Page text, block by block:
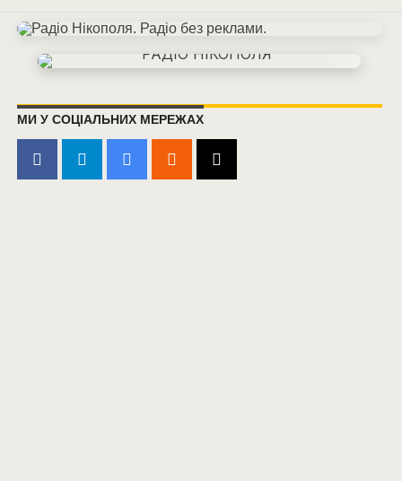
МИ У СОЦІАЛЬНИХ МЕРЕЖАХ